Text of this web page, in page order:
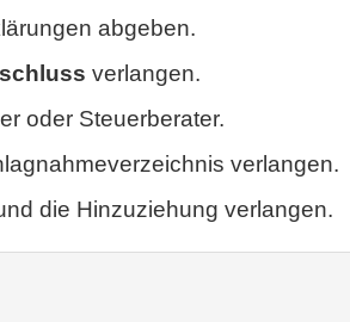
abgeben.
verlangen.
oder Steuerberater.
verlangen.
die Hinzuziehung verlangen.